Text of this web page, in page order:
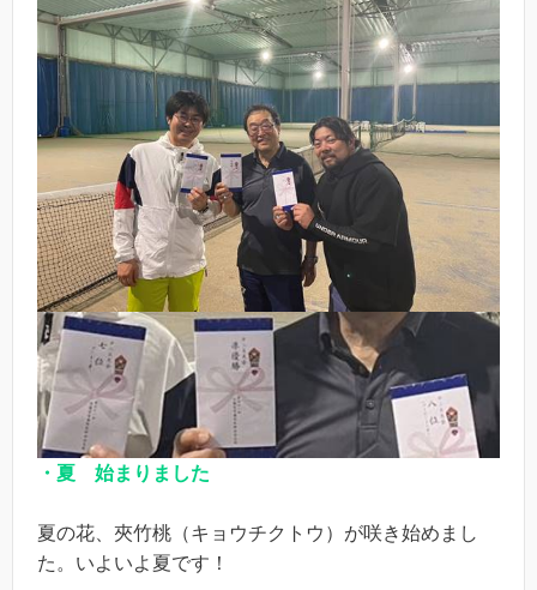
・夏 始まりました
夏の花、夾竹桃（キョウチクトウ）が咲き始めまし
た。いよいよ夏です！